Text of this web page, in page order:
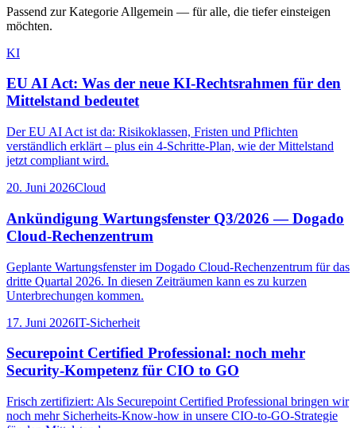
Passend zur Kategorie Allgemein — für alle, die tiefer einsteigen
möchten.
KI
EU AI Act: Was der neue KI-Rechtsrahmen für den
Mittelstand bedeutet
Der EU AI Act ist da: Risikoklassen, Fristen und Pflichten
verständlich erklärt – plus ein 4-Schritte-Plan, wie der Mittelstand
jetzt compliant wird.
20. Juni 2026Cloud
Ankündigung Wartungsfenster Q3/2026 — Dogado
Cloud-Rechenzentrum
Geplante Wartungsfenster im Dogado Cloud-Rechenzentrum für das
dritte Quartal 2026. In diesen Zeiträumen kann es zu kurzen
Unterbrechungen kommen.
17. Juni 2026IT-Sicherheit
Securepoint Certified Professional: noch mehr
Security-Kompetenz für CIO to GO
Frisch zertifiziert: Als Securepoint Certified Professional bringen wir
noch mehr Sicherheits-Know-how in unsere CIO-to-GO-Strategie